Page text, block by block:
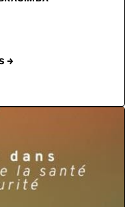
→